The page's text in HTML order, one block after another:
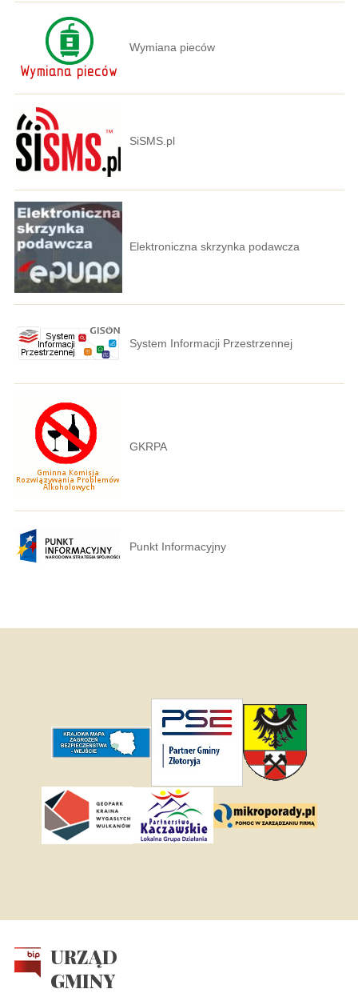
Wymiana pieców
SiSMS.pl
Elektroniczna skrzynka podawcza
System Informacji Przestrzennej
GKRPA
Punkt Informacyjny
URZĄD
GMINY